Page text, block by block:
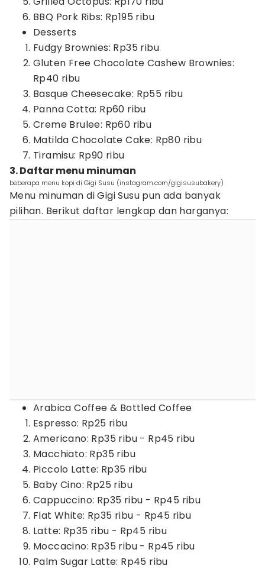
BBQ Pork Ribs: Rp195 ribu
Desserts
Fudgy Brownies: Rp35 ribu
Gluten Free Chocolate Cashew Brownies:
Rp40 ribu
Basque Cheesecake: Rp55 ribu
Panna Cotta: Rp60 ribu
Creme Brulee: Rp60 ribu
Matilda Chocolate Cake: Rp80 ribu
Tiramisu: Rp90 ribu
3. Daftar menu minuman
beberapa menu kopi di Gigi Susu (instagram.com/gigisusubakery)
Menu minuman di Gigi Susu pun ada banyak
pilihan. Berikut daftar lengkap dan harganya:
Arabica Coffee & Bottled Coffee
Espresso: Rp25 ribu
Americano: Rp35 ribu - Rp45 ribu
Macchiato: Rp35 ribu
Piccolo Latte: Rp35 ribu
Baby Cino: Rp25 ribu
Cappuccino: Rp35 ribu - Rp45 ribu
Flat White: Rp35 ribu - Rp45 ribu
Latte: Rp35 ribu - Rp45 ribu
Moccacino: Rp35 ribu - Rp45 ribu
Palm Sugar Latte: Rp45 ribu